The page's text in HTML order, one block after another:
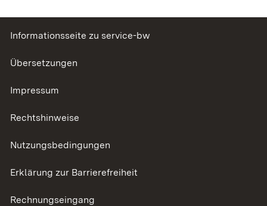
Informationsseite zu service-bw
Übersetzungen
Impressum
Rechtshinweise
Nutzungsbedingungen
Erklärung zur Barrierefreiheit
Rechnungseingang